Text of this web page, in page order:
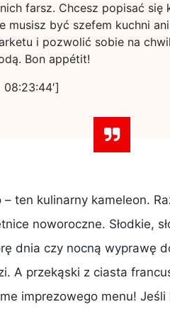
farsz. Chcesz popisać się
musisz być szefem kuchni
i pozwolić sobie na
Bon appétit!
– ten kulinarny kameleon.
noworoczne. Słodkie,
dnia czy nocną wyprawę
A przekąski z ciasta
imprezowego menu! Jeśli